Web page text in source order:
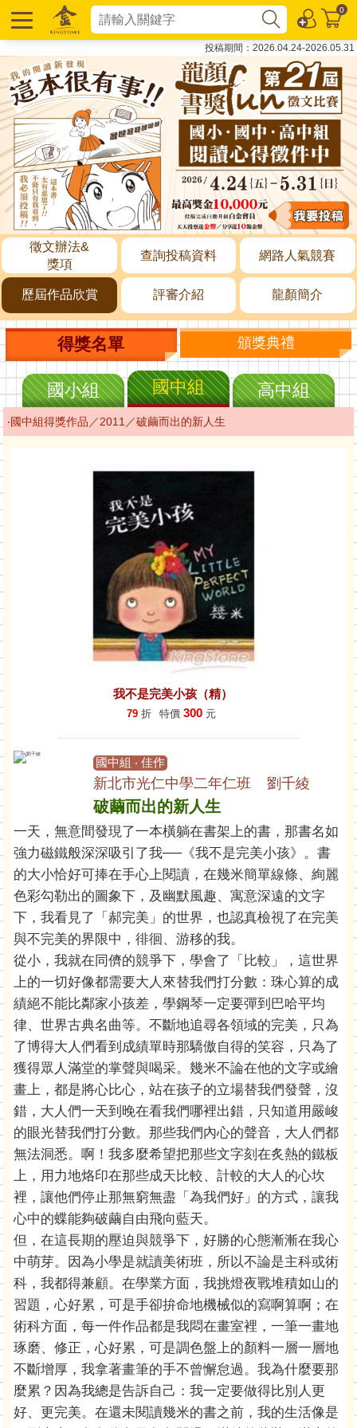
0
投稿期間：2026.04.24-2026.05.31
徵文辦法&
獎項
查詢投稿資料 網路人氣競賽
歷屆作品欣賞 評審介紹 龍顏簡介
得獎名單 頒獎典禮
國小組 國中組 高中組
‧國中組得獎作品／2011／破繭而出的新人生
我不是完美小孩（精）
79 折 特價 300 元
國中組 ‧ 佳作
新北市光仁中學二年仁班 劉千綾
破繭而出的新人生
一天，無意間發現了一本橫躺在書架上的書，那書名如
強力磁鐵般深深吸引了我──《我不是完美小孩》。書
的大小恰好可捧在手心上閱讀，在幾米簡單線條、絢麗
色彩勾勒出的圖象下，及幽默風趣、寓意深遠的文字
下，我看見了「郝完美」的世界，也認真檢視了在完美
與不完美的界限中，徘徊、游移的我。
從小，我就在同儕的競爭下，學會了「比較」，這世界
上的一切好像都需要大人來替我們打分數：珠心算的成
績絕不能比鄰家小孩差，學鋼琴一定要彈到巴哈平均
律、世界古典名曲等。不斷地追尋各領域的完美，只為
了博得大人們看到成績單時那驕傲自得的笑容，只為了
獲得眾人滿堂的掌聲與喝采。幾米不論在他的文字或繪
畫上，都是將心比心，站在孩子的立場替我們發聲，沒
錯，大人們一天到晚在看我們哪裡出錯，只知道用嚴峻
的眼光替我們打分數。那些我們內心的聲音，大人們都
無法洞悉。啊！我多麼希望把那些文字刻在炙熱的鐵板
上，用力地烙印在那些成天比較、計較的大人的心坎
裡，讓他們停止那無窮無盡「為我們好」的方式，讓我
心中的蝶能夠破繭自由飛向藍天。
但，在這長期的壓迫與競爭下，好勝的心態漸漸在我心
中萌芽。因為小學是就讀美術班，所以不論是主科或術
科，我都得兼顧。在學業方面，我挑燈夜戰堆積如山的
習題，心好累，可是手卻拚命地機械似的寫啊算啊；在
術科方面，每一件作品都是我悶在畫室裡，一筆一畫地
琢磨、修正，心好累，可是調色盤上的顏料一層一層地
不斷增厚，我拿著畫筆的手不曾懈怠過。我為什麼要那
麼累？因為我總是告訴自己：我一定要做得比別人更
好、更完美。在還未閱讀幾米的書之前，我的生活像是